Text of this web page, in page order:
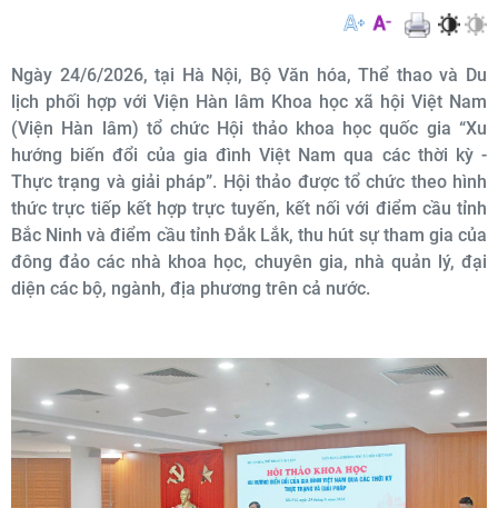
Ngày 24/6/2026, tại Hà Nội, Bộ Văn hóa, Thể thao và Du
lịch phối hợp với Viện Hàn lâm Khoa học xã hội Việt Nam
(Viện Hàn lâm) tổ chức Hội thảo khoa học quốc gia “Xu
hướng biến đổi của gia đình Việt Nam qua các thời kỳ -
Thực trạng và giải pháp”. Hội thảo được tổ chức theo hình
thức trực tiếp kết hợp trực tuyến, kết nối với điểm cầu tỉnh
Bắc Ninh và điểm cầu tỉnh Đắk Lắk, thu hút sự tham gia của
đông đảo các nhà khoa học, chuyên gia, nhà quản lý, đại
diện các bộ, ngành, địa phương trên cả nước.